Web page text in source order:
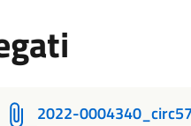
2022-